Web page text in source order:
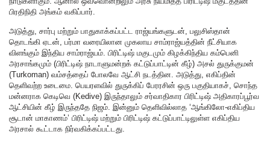
பிரதிநிதி அங்கம் வகிப்பார்.
அடுத்து, சார்பு மற்றும் பாதுகாக்கப்பட்ட ராஜ்யங்களுடன், பலுசிஸ்தான்
தொடங்கி ஏடன், பர்மா வரையிலான முகலாய சாம்ராஜ்யத்தின் நீட்சியாக
விளங்கும் இந்திய சாம்ராஜ்யம். பிரிட்டிஷ் மகுடமும் கிழக்கிந்திய கம்பெனி
அரசாங்கமும் (பிரிட்டிஷ் நாடாளுமன்றக் கட்டுப்பாட்டின் கீழ்) அசல் துருக்குமன்
(Turkoman) வம்சத்தைப் போலவே ஆட்சி நடத்தின. அடுத்து, எகிப்தின்
தெளிவற்ற உடைமை. பெயரளவில் துருக்கிப் பேரரசின் ஒரு பகுதியாகச், சொந்த
மன்னராக கெடிவெ (Kedive) இருந்தாலும் சர்வாதிகார பிரிட்டிஷ் அதிகாரப்பூர்வ
ஆட்சியின் கீழ் இருந்ததே நிஜம். இன்னும் தெளிவில்லாத ‘ஆங்கிலோ-எகிப்திய
சூடான் மாகாணம்’ பிரிட்டிஷ் மற்றும் பிரிட்டிஷ் கட்டுப்பாட்டிலுள்ள எகிப்திய
அரசால் கூட்டாக நிர்வகிக்கப்பட்டது.